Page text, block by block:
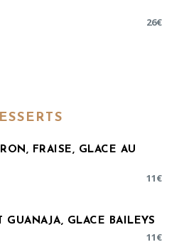
26€
FRAISE, GLACE AU
11€
GUANAJA, GLACE BAILEYS
11€